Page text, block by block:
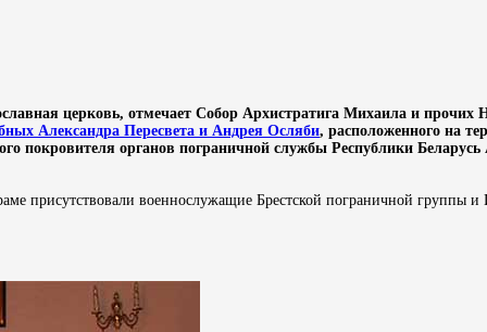
церковь, отмечает Собор Архистратига Михаила и прочих
Александра Пересвета и Андрея Осляби, расположенного на
покровителя органов пограничной службы Республики Беларусь
присутствовали военнослужащие Брестской пограничной группы и